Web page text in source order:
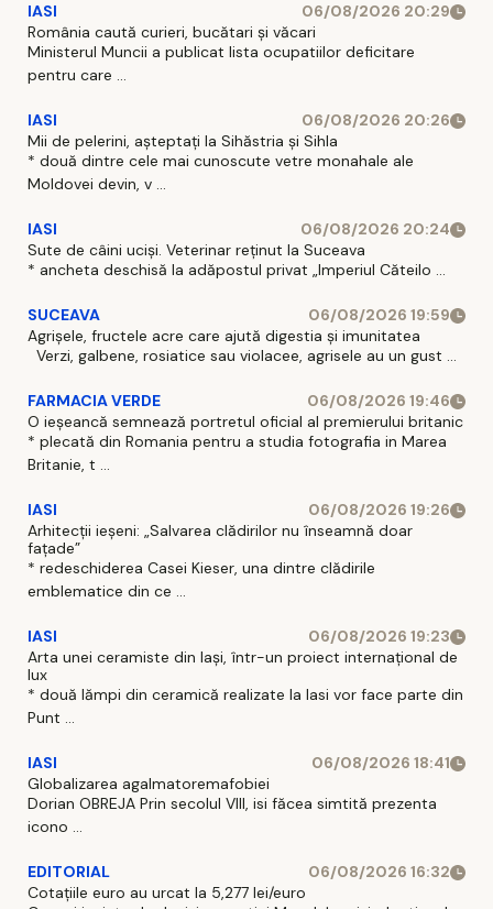
IASI
06/08/2026 20:29
România caută curieri, bucătari și văcari
Ministerul Muncii a publicat lista ocupatiilor deficitare
pentru care ...
IASI
06/08/2026 20:26
Mii de pelerini, așteptați la Sihăstria și Sihla
* două dintre cele mai cunoscute vetre monahale ale
Moldovei devin, v ...
IASI
06/08/2026 20:24
Sute de câini uciși. Veterinar reținut la Suceava
* ancheta deschisă la adăpostul privat „Imperiul Căteilo ...
SUCEAVA
06/08/2026 19:59
Agrișele, fructele acre care ajută digestia și imunitatea
Verzi, galbene, rosiatice sau violacee, agrisele au un gust ...
FARMACIA VERDE
06/08/2026 19:46
O ieșeancă semnează portretul oficial al premierului britanic
* plecată din Romania pentru a studia fotografia in Marea
Britanie, t ...
IASI
06/08/2026 19:26
Arhitecții ieșeni: „Salvarea clădirilor nu înseamnă doar
fațade”
* redeschiderea Casei Kieser, una dintre clădirile
emblematice din ce ...
IASI
06/08/2026 19:23
Arta unei ceramiste din Iași, într-un proiect internațional de
lux
* două lămpi din ceramică realizate la Iasi vor face parte din
Punt ...
IASI
06/08/2026 18:41
Globalizarea agalmatoremafobiei
Dorian OBREJA Prin secolul VIII, isi făcea simtită prezenta
icono ...
EDITORIAL
06/08/2026 16:32
Cotațiile euro au urcat la 5,277 lei/euro